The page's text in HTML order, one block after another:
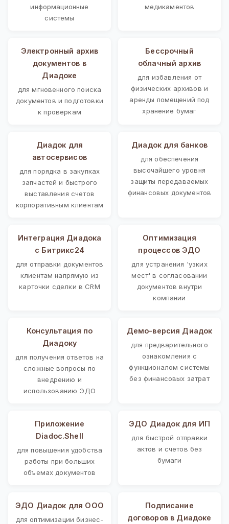
информационные
системы
медикаментов
Электронный архив
документов в
Диадоке
для мгновенного поиска
документов и подготовки
к проверкам
Бессрочный
облачный архив
для избавления от
физических архивов и
аренды помещений под
хранение бумаг
Диадок для
автосервисов
для порядка в закупках
запчастей и быстрого
выставления счетов
корпоративным клиентам
Диадок для банков
для обеспечения
высочайшего уровня
защиты передаваемых
финансовых документов
Интеграция Диадока
с Битрикс24
для отправки документов
клиентам напрямую из
карточки сделки в CRM
Оптимизация
процессов ЭДО
для устранения 'узких
мест' в согласовании
документов внутри
компании
Консультация по
Диадоку
для получения ответов на
сложные вопросы по
внедрению и
использованию ЭДО
Демо-версия Диадок
для предварительного
ознакомления с
функционалом системы
без финансовых затрат
Приложение
Diadoc.Shell
для повышения удобства
работы при больших
объемах документов
ЭДО Диадок для ИП
для быстрой отправки
актов и счетов без
бумаги
ЭДО Диадок для ООО
для оптимизации бизнес-
Подписание
договоров в Диадоке